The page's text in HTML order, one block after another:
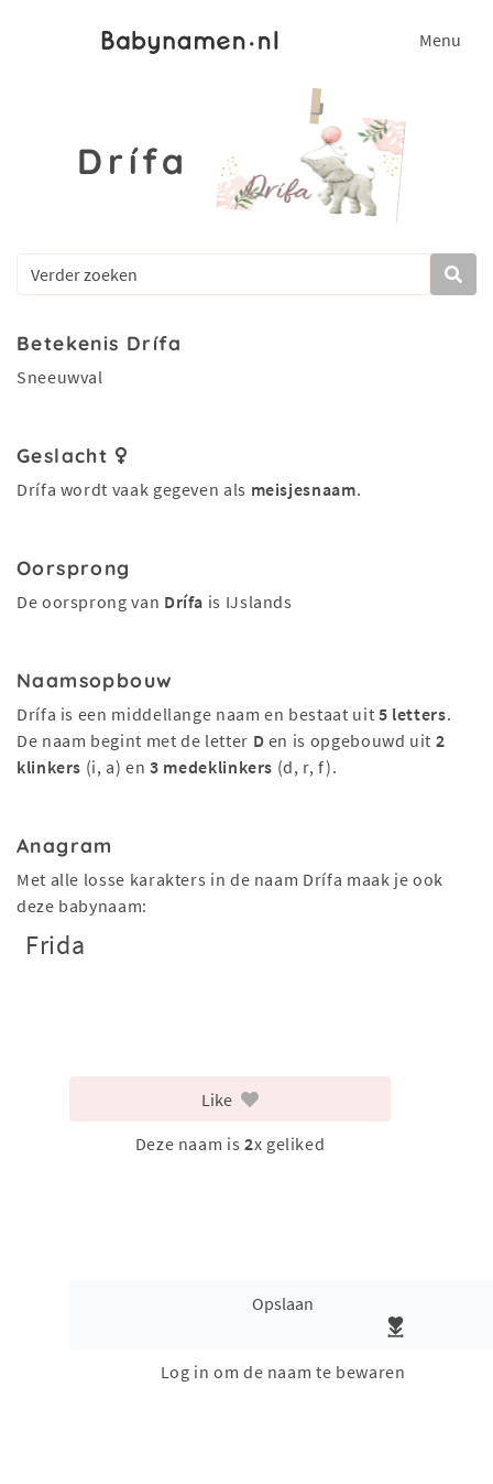
Menu
Drífa
Betekenis Drífa
Sneeuwval
Geslacht
Drífa wordt vaak gegeven als meisjesnaam.
Oorsprong
De oorsprong van Drífa is IJslands
Naamsopbouw
Drífa is een middellange naam en bestaat uit 5 letters.
De naam begint met de letter D en is opgebouwd uit 2
klinkers (i, a) en3 medeklinkers (d, r, f).
Anagram
Met alle losse karakters in de naam Drífa maak je ook
deze babynaam:
Frida
Like
Deze naam is 2x geliked
Opslaan
Log in om de naam te bewaren